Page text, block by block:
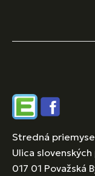
EdupageFacebook
Stredná
Ulica
017 01 Považská